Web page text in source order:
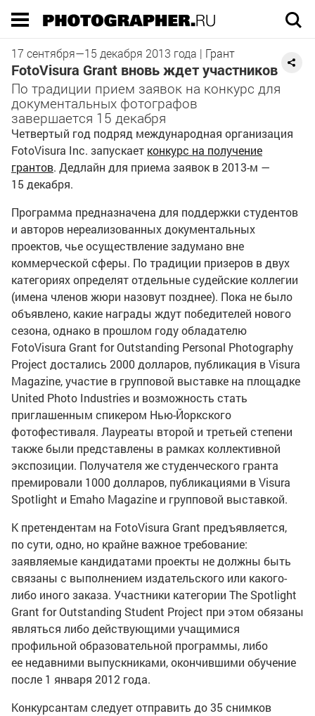
17 сентября—15 декабря 2013 года | Грант
FotoVisura Grant вновь ждет участников
По традиции прием заявок на конкурс для
документальных фотографов
завершается 15 декабря
Четвертый год подряд международная организация
FotoVisura Inc. запускает конкурс на получение
грантов. Дедлайн для приема заявок в 2013-м —
15 декабря.
Программа предназначена для поддержки студентов
и авторов нереализованных документальных
проектов, чье осуществление задумано вне
коммерческой сферы. По традиции призеров в двух
категориях определят отдельные судейские коллегии
(имена членов жюри назовут позднее). Пока не было
объявлено, какие награды ждут победителей нового
сезона, однако в прошлом году обладателю
FotoVisura Grant for Outstanding Personal Photography
Project достались 2000 долларов, публикация в Visura
Magazine, участие в групповой выставке на площадке
United Photo Industries и возможность стать
приглашенным спикером Нью-Йоркского
фотофестиваля. Лауреаты второй и третьей степени
также были представлены в рамках коллективной
экспозиции. Получателя же студенческого гранта
премировали 1000 долларов, публикациями в Visura
Spotlight и Emaho Magazine и групповой выставкой.
К претендентам на FotoVisura Grant предъявляется,
по сути, одно, но крайне важное требование:
заявляемые кандидатами проекты не должны быть
связаны с выполнением издательского или какого-
либо иного заказа. Участники категории The Spotlight
Grant for Outstanding Student Project при этом обязаны
являться либо действующими учащимися
профильной образовательной программы, либо
ее недавними выпускниками, окончившими обучение
после 1 января 2012 года.
Конкурсантам следует отправить до 35 снимков